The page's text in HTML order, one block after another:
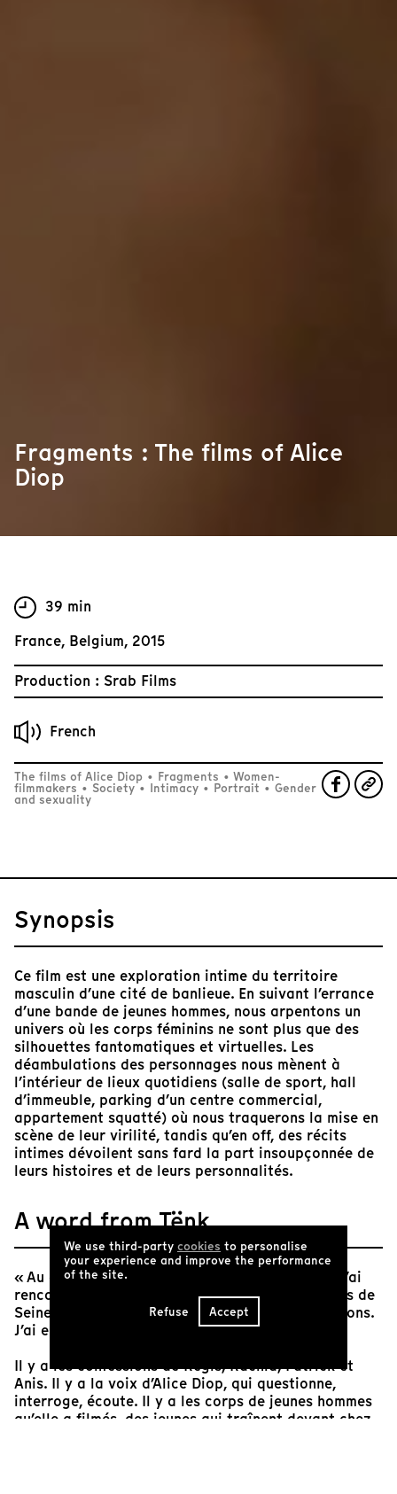
Fragments : The films of Alice
Diop
39 min
France, Belgium, 2015
Production : Srab Films
French
The films of Alice Diop • Fragments • Women-
filmmakers • Society• Intimacy • Portrait • Gender
and sexuality
Synopsis
Ce film est une exploration intime du territoire
masculin d’une cité de banlieue. En suivant l’errance
d’une bande de jeunes hommes, nous arpentons un
univers où les corps féminins ne sont plus que des
silhouettes fantomatiques et virtuelles. Les
déambulations des personnages nous mènent à
l’intérieur de lieux quotidiens (salle de sport, hall
d’immeuble, parking d’un centre commercial,
appartement squatté) où nous traquerons la mise en
scène de leur virilité, tandis qu’en off, des récits
intimes dévoilent sans fard la part insoupçonnée de
leurs histoires et de leurs personnalités.
A word from Tënk
« Au cours d’un atelier sur le thème de l’amour, j’ai
rencontré quatre jeunes hommes tous originaires de
Seine Saint-Denis. J’ai enregistré nos conversations.
J’ai eu envie de faire de ces voix un film. »
Il y a les confessions de Régis, Rachid, Patrick et
Anis. Il y a la voix d’Alice Diop, qui questionne,
interroge, écoute. Il y a les corps de jeunes hommes
qu’elle a filmés, des jeunes qui traînent devant chez
We use third-party cookies to personalise
your experience and improve the performance
of the site.
Refuse Accept